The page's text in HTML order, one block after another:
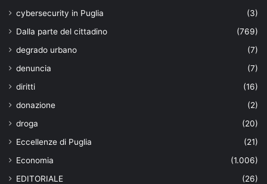
cybersecurity in Puglia
(3)
Dalla parte del cittadino
(769)
degrado urbano
(7)
denuncia
(7)
diritti
(16)
donazione
(2)
droga
(20)
Eccellenze di Puglia
(21)
Economia
(1.006)
EDITORIALE
(26)